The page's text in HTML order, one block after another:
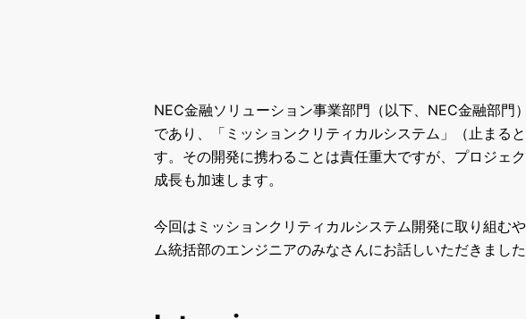
NEC金融ソリューション事業部門（以下、 NEC金融部門
であり、「ミッションクリティカルシステム」（止まる
す。その開発に携わることは責任重大ですが、プロジェ
成長も加速します。
今回はミッションクリティカルシステム開発に取り組む
ム統括部のエンジニアのみなさんにお話しいただきました